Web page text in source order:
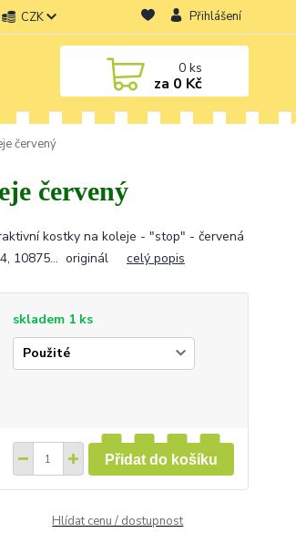
CZK Přihlášení
0ks
za 0 Kč
červený
červený
kostky na koleje - "stop" - červená
10875... originál celý popis
skladem 1 ks
Přidat do košíku
Hlídat cenu / dostupnost